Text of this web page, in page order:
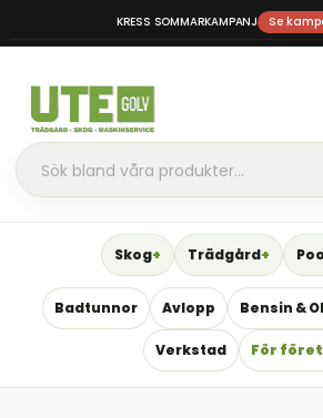
KRESS SOMMARKAMPANJ Se
Skog Trädgård
Badtunnor Avlopp Bensin &
Verkstad För